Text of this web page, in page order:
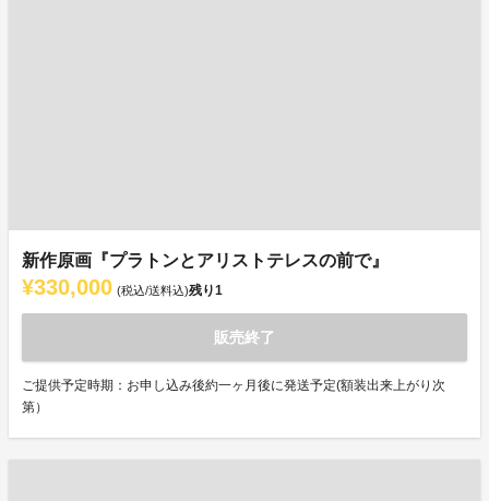
新作原画『プラトンとアリストテレスの前で』
¥330,000 (税込/送料込)残り1
販売終了
ご提供予定時期：お申し込み後約一ヶ月後に発送予定(額装出来上がり次
第）